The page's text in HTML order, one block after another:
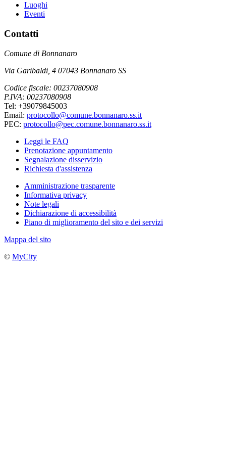
Luoghi
Eventi
Contatti
Comune di Bonnanaro
Via Garibaldi, 4 07043 Bonnanaro SS
Codice fiscale: 00237080908
P.IVA: 00237080908
Tel: +39079845003
Email: protocollo@comune.bonnanaro.ss.it
PEC: protocollo@pec.comune.bonnanaro.ss.it
Leggi le FAQ
Prenotazione appuntamento
Segnalazione disservizio
Richiesta d'assistenza
Amministrazione trasparente
Informativa privacy
Note legali
Dichiarazione di accessibilità
Piano di miglioramento del sito e dei servizi
Mappa del sito
© MyCity